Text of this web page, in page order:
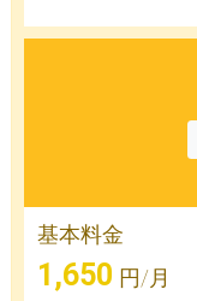
基本料金
1,650 円/月